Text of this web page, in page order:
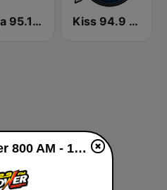
Mega 95.1 FM Kiss 94.9 FM
WNNW Power 800 AM - 102.9 FM ao vivo